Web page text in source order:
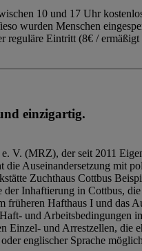
10 und 17 Uhr
wurden Menschen
reguläre Eintritt (8€ / ermäßigt
einzigartig.
(MRZ), der seit 2011
Auseinandersetzung mit
Zuchthaus Cottbus
Inhaftierung in Cottbus,
Hafthaus I und das
und
Einzel- und Arrestzellen,
englischer Sprache